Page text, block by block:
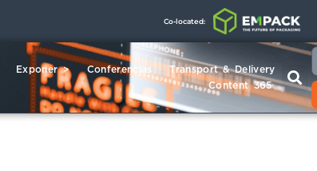
Co-located:
Exponer > Conferencias
Transport & Delivery
Content 365